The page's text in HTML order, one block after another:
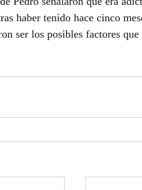
haber tenido hace cinco
ser los posibles factores